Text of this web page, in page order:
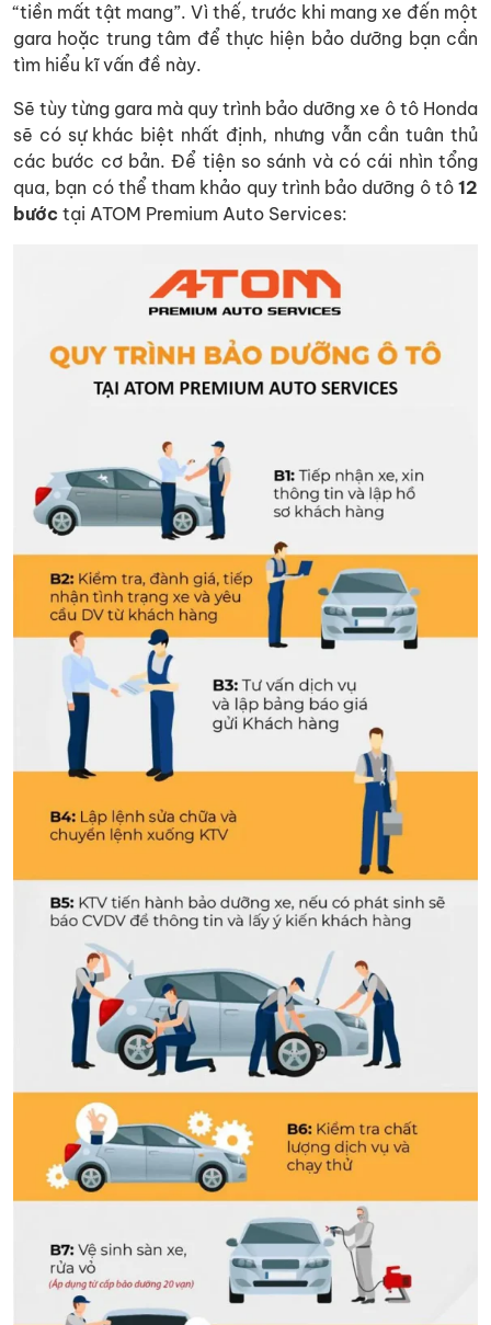
“tiền mất tật mang”. Vì thế, trước khi mang xe đến một
gara hoặc trung tâm để thực hiện bảo dưỡng bạn cần
tìm hiểu kĩ vấn đề này.
Sẽ tùy từng gara mà quy trình bảo dưỡng xe ô tô Honda
sẽ có sự khác biệt nhất định, nhưng vẫn cần tuân thủ
các bước cơ bản. Để tiện so sánh và có cái nhìn tổng
qua, bạn có thể tham khảo quy trình bảo dưỡng ô tô 12
bước tại ATOM Premium Auto Services: